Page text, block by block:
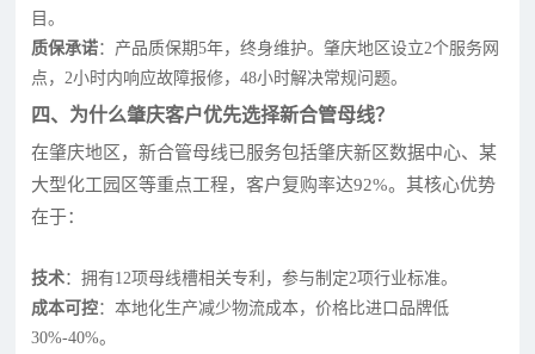
目。
质保承诺：产品质保期5年，终身维护。肇庆地区设立2个服务网
点，2小时内响应故障报修，48小时解决常规问题。
四、为什么肇庆客户优先选择新合管母线？
在肇庆地区，新合管母线已服务包括肇庆新区数据中心、某
大型化工园区等重点工程，客户复购率达92%。其核心优势
在于：
技术：拥有12项母线槽相关专利，参与制定2项行业标准。
成本可控：本地化生产减少物流成本，价格比进口品牌低
30%-40%。